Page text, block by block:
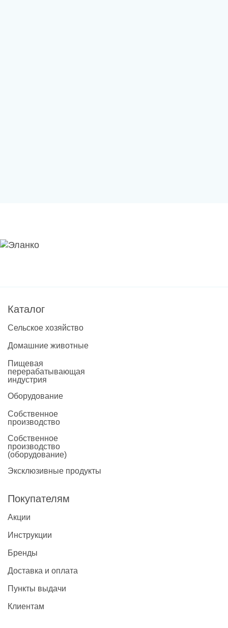
Каталог
Сельское хозяйство
Домашние животные
Пищевая
перерабатывающая
индустрия
Оборудование
Собственное
производство
Собственное
производство
(оборудование)
Эксклюзивные продукты
Покупателям
Акции
Инструкции
Бренды
Доставка и оплата
Пункты выдачи
Клиентам